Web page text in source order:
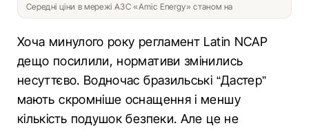
Середні ціни в мережі АЗС «Amic Energy» станом на
Хоча минулого року регламент Latin NCAP
дещо посилили, нормативи змінились
несуттєво. Водночас бразильські “Дастер”
мають скромніше оснащення і меншу
кількість подушок безпеки. Але це не